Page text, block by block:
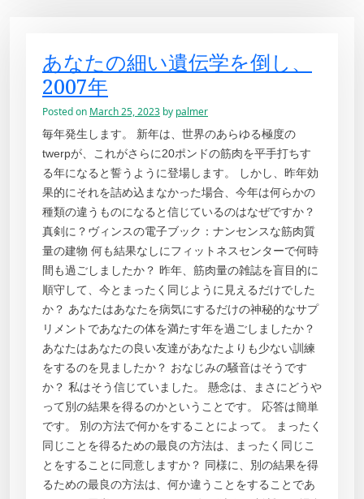
あなたの細い遺伝学を倒し、
2007年
Posted on March 25, 2023 by palmer
毎年発生します。 新年は、世界のあらゆる極度の
twerpが、これがさらに20ポンドの筋肉を平手打ちす
る年になると誓うように登場します。 しかし、昨年効
果的にそれを詰め込まなかった場合、今年は何らかの
種類の違うものになると信じているのはなぜですか？
真剣に？ヴィンスの電子ブック：ナンセンスな筋肉質
量の建物 何も結果なしにフィットネスセンターで何時
間も過ごしましたか？ 昨年、筋肉量の雑誌を盲目的に
順守して、今とまったく同じように見えるだけでした
か？ あなたはあなたを病気にするだけの神秘的なサプ
リメントであなたの体を満たす年を過ごしましたか？
あなたはあなたの良い友達があなたよりも少ない訓練
をするのを見ましたか？ おなじみの騒音はそうです
か？ 私はそう信じていました。 懸念は、まさにどうや
って別の結果を得るのかということです。 応答は簡単
です。 別の方法で何かをすることによって。 まったく
同じことを得るための最良の方法は、まったく同じこ
とをすることに同意しますか？ 同様に、別の結果を得
るための最良の方法は、何か違うことをすることであ